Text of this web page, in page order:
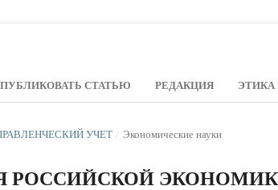
СТАТЬЮ РЕДАКЦИЯ ЭТИКА
УЧЕТ / Экономические науки
РОССИЙСКОЙ